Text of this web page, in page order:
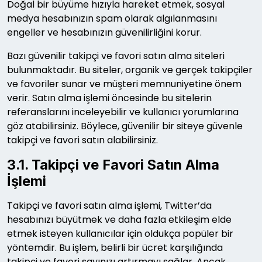
Doğal bir büyüme hızıyla hareket etmek, sosyal
medya hesabınızın spam olarak algılanmasını
engeller ve hesabınızın güvenilirliğini korur.
Bazı güvenilir takipçi ve favori satın alma siteleri
bulunmaktadır. Bu siteler, organik ve gerçek takipçiler
ve favoriler sunar ve müşteri memnuniyetine önem
verir. Satın alma işlemi öncesinde bu sitelerin
referanslarını inceleyebilir ve kullanıcı yorumlarına
göz atabilirsiniz. Böylece, güvenilir bir siteye güvenle
takipçi ve favori satın alabilirsiniz.
3.1. Takipçi ve Favori Satın Alma
İşlemi
Takipçi ve favori satın alma işlemi, Twitter’da
hesabınızı büyütmek ve daha fazla etkileşim elde
etmek isteyen kullanıcılar için oldukça popüler bir
yöntemdir. Bu işlem, belirli bir ücret karşılığında